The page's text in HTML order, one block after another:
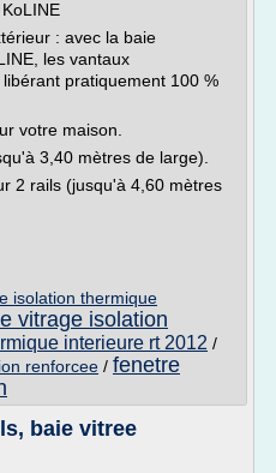
: avec la baie
les vantaux
pratiquement 100 %
votre maison.
3,40 mètres de large).
2 rails (jusqu'à 4,60 mètres
isolation thermique
vitrage isolation
interieure rt 2012 /
renforcee / fenetre
baie vitree